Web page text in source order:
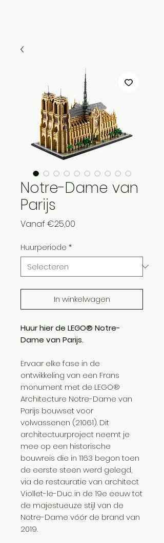
Notre-Dame van
Parijs
Vanaf€25,00
Huurperiode *
In winkelwagen
Huur hier de LEGO® Notre-
Dame van Parijs.
Ervaar elke fase in de
ontwikkeling van een Frans
monument met de LEGO®
Architecture Notre-Dame van
Parijs bouwset voor
volwassenen (21061). Dit
architectuurproject neemt je
mee op een historische
bouwreis die in 1163 begon toen
de eerste steen werd gelegd,
via de restauratie van architect
Viollet-le-Duc in de 19e eeuw tot
de majestueuze stijl van de
Notre-Dame vóór de brand van
2019.